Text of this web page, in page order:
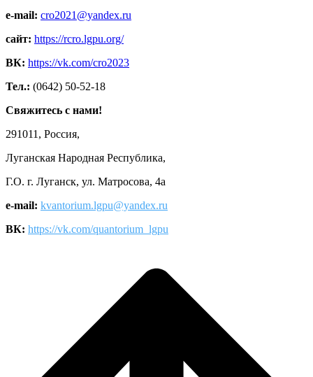
e-mail: cro2021@yandex.ru
сайт: https://rcro.lgpu.org/
ВК: https://vk.com/cro2023
Тел.: (0642) 50-52-18
Свяжитесь с нами!
291011, Россия,
Луганская Народная Республика,
Г.О. г. Луганск, ул. Матросова, 4а
e-mail: kvantorium.lgpu@yandex.ru
ВК: https://vk.com/quantorium_lgpu